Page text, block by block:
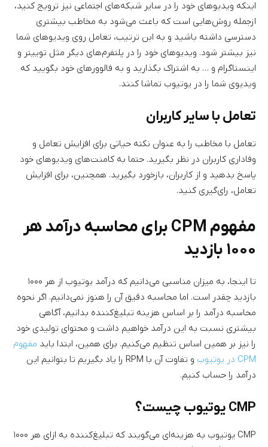
اینکه ویدیوهای خود را در سایر شبکه‌های اجتماعی نیز ترویج کنید،
ازجمله روش‌هایی است که باعث می‌شود به مخاطب بیشتری
دسترسی داشته باشید و به ابن ترتیب، تعامل روی ویدیوهای شما
نیز بیشتر شود. ویدیوهای خود را در پلتفرم‌های دیگر مثل توییتر و
اینستاگرام و … به اشتراک بگذارید و به فالوورهای خود بگویید که
ویدیوی شما را در یوتیوب تماشا کنند.
تعامل با سایر کاربران
تعامل با مخاطب را به عنوان نکته حیاتی برای افزایش تعامل و
وفاداری کاربران در نظر بگیرید. حتما به کامنت‌های ویدیوهای خود
پاسخ بدهید و از کاربران، بازخورد بگیرید. همچنین، برای افزایش
تعامل، رای‌گیری کنید.
مفهوم CPM برای محاسبه درآمد هر
۱۰۰۰ بازدید
تا اینجا، به میزان مناسبی می‌دانیم که درآمد یوتیوب از هر ۱۰۰۰
بازدید چقدر است. اما محاسبه دقیق آن را هنوز نمی‌دانیم. اگر نحوه
محاسبه درآمد را بر اساس هزینه تبلیغ‌کننده بدانیم، آگاهی
بیشتری نسبت به این درآمد خواهیم داشت و محتوای تولیدی خود
را نیز بر همین اساس تنظیم می‌کنیم. برای همین، ابتدا باید مفهوم
CPM در یوتیوب
و تفاوت آن با RPM را یاد بگیریم تا بتوانیم این
درآمد را حساب کنیم.
CMP یوتیوب چیست؟
CMP یوتیوب به هزینه‌ای می‌گویند که تبلیغ‌کننده به ازای هر ۱۰۰۰